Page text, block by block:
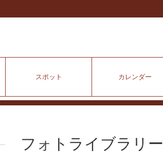
スポット カレンダー
フォトライブラリー